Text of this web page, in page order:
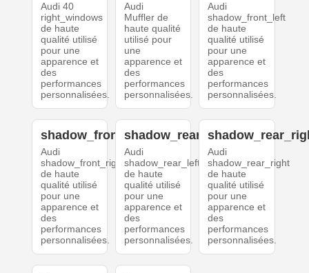
Audi 40
right_windows
de haute
qualité utilisé
pour une
apparence et
des
performances
personnalisées.
Audi
Muffler de
haute qualité
utilisé pour
une
apparence et
des
performances
personnalisées.
Audi
shadow_front_left
de haute
qualité utilisé
pour une
apparence et
des
performances
personnalisées.
shadow_front_right
Audi
shadow_front_right
de haute
qualité utilisé
pour une
apparence et
des
performances
personnalisées.
shadow_rear_left
Audi
shadow_rear_left
de haute
qualité utilisé
pour une
apparence et
des
performances
personnalisées.
Audi
shadow_rear_right
de haute
qualité utilisé
pour une
apparence et
des
performances
personnalisées.